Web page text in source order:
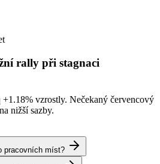
rally při stagnaci
+1.18% vzrostly. Nečekaný červencový
nižší sazby.
pracovních míst?